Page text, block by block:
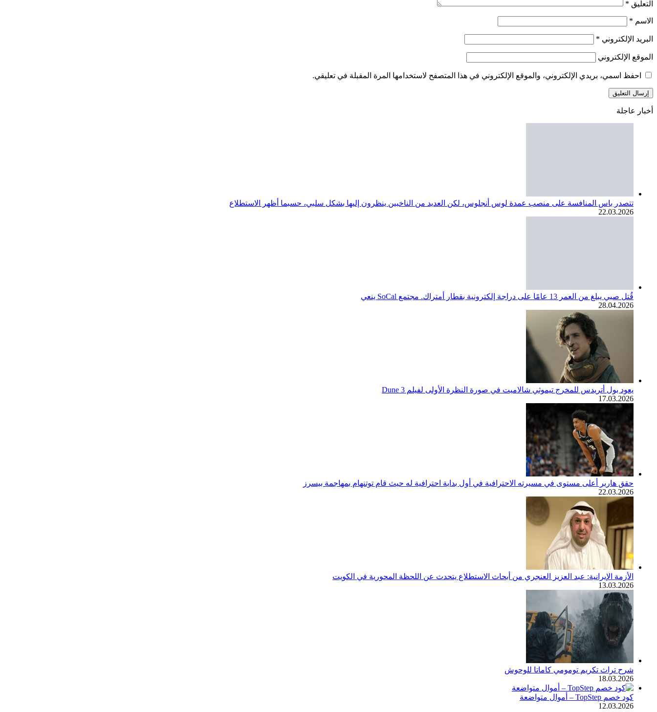
التعليق *
الاسم *
البريد الإلكتروني *
الموقع الإلكتروني
احفظ اسمي، بريدي الإلكتروني، والموقع الإلكتروني في هذا المتصفح لاستخدامها المرة المقبلة في تعليقي.
أخبار عاجلة
تتصدر باس المنافسة على منصب عمدة لوس أنجلوس، لكن العديد من الناخبين ينظرون إليها بشكل سلبي، حسبما أظهر الاستطلاع
22.03.2026
قُتل صبي يبلغ من العمر 13 عامًا على دراجة إلكترونية بقطار أمتراك. مجتمع SoCal ينعي
28.04.2026
يعود بول أتريدس للمخرج تيموثي شالاميت في صورة النظرة الأولى لفيلم Dune 3
17.03.2026
حقق هاربر أعلى مستوى في مسيرته الاحترافية في أول بداية احترافية له حيث قام توتنهام بمهاجمة بيسرز
22.03.2026
الأزمة الإيرانية: عبد العزيز العنجري من أبحاث الاستطلاع يتحدث عن اللحظة المحورية في الكويت
13.03.2026
شرح تراث تكريم تومومي كاماتا للوحوش
18.03.2026
كود خصم TopStep – أموال متواضعة
12.03.2026